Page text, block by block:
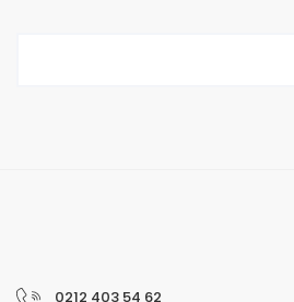
0212 403 54 62